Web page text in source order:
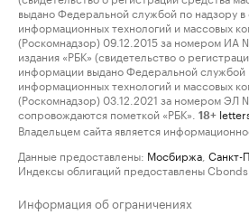
выдано Федеральной службой по надзору в
информационных технологий и массовых
(Роскомнадзор) 09.12.2015 за номером ИА
издания «РБК» (свидетельство о
информации выдано Федеральной службой
информационных технологий и массовых
(Роскомнадзор) 03.12.2021 за номером
сопровождаются пометкой «РБК».
18+
Владельцем сайта является
Данные предоставлены: Мосбиржа Санкт-
Индексы облигаций предоставлены Cbonds.
Информация об ограничениях